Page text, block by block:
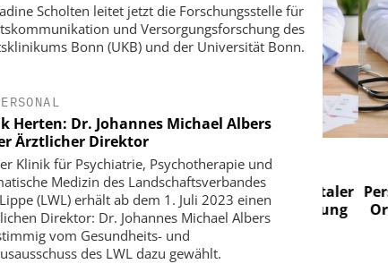
Scholten leitet jetzt die Forschungsstelle für
und Versorgungsforschung des
Bonn (UKB) und der Universität Bonn.
Herten: Dr. Johannes Michael Albers
Ärztlicher Direktor
Klinik für Psychiatrie, Psychotherapie und
Medizin des Landschaftsverbandes
(LWL) erhält ab dem 1. Juli 2023 einen
Direktor: Dr. Johannes Michael Albers
vom Gesundheits- und
des LWL dazu gewählt.
EASY SOFTWARE AG
Digitalisierung im
Personalmanagement: Von digitaler
Ordnung zur KI-fähigen Steuerung